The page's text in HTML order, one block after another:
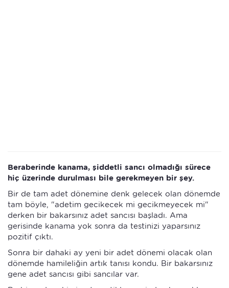
Beraberinde kanama, şiddetli sancı olmadığı sürece
hiç üzerinde durulması bile gerekmeyen bir şey.
Bir de tam adet dönemine denk gelecek olan dönemde
tam böyle, "adetim gecikecek mi gecikmeyecek mi"
derken bir bakarsınız adet sancısı başladı. Ama
gerisinde kanama yok sonra da testinizi yaparsınız
pozitif çıktı.
Sonra bir dahaki ay yeni bir adet dönemi olacak olan
dönemde hamileliğin artık tanısı kondu. Bir bakarsınız
gene adet sancısı gibi sancılar var.